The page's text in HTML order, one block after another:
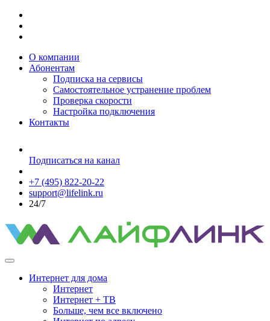
О компании
Абонентам
Подписка на сервисы
Самостоятельное устранение проблем
Проверка скорости
Настройка подключения
Контакты
Подписаться на канал
+7 (495) 822-20-22
support@lifelink.ru
24/7
Интернет для дома
Интернет
Интернет + ТВ
Больше, чем все включено